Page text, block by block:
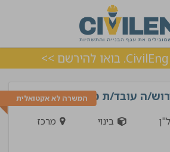
המשרה לא אקטואליתה עובד/ת משרד
בינוי מרכז